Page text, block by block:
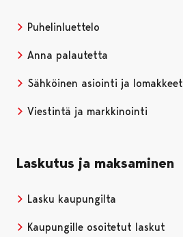
Puhelinluettelo
Anna palautetta
Sähköinen asiointi ja lomakkeet
Viestintä ja markkinointi
Laskutus ja maksaminen
Lasku kaupungilta
Kaupungille osoitetut laskut